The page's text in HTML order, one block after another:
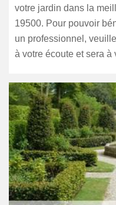
votre jardin dans la
19500. Pour pouvoir
un professionnel,
à votre écoute et sera à